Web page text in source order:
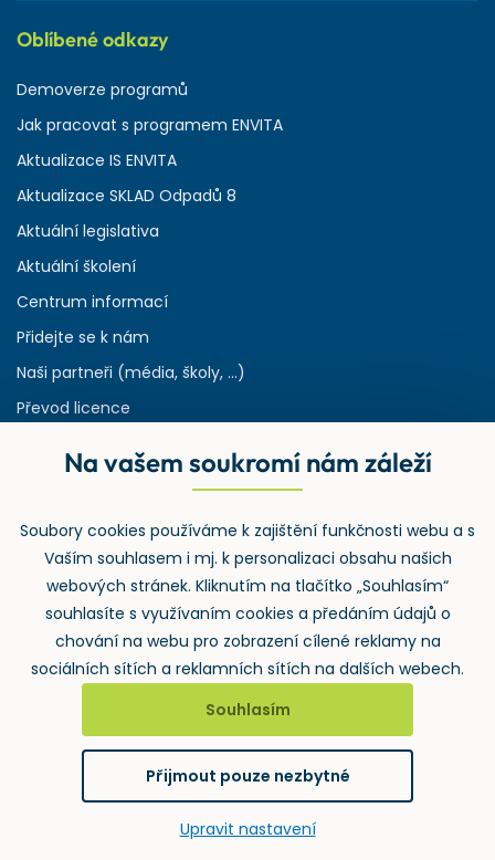
Oblíbené odkazy
Demoverze programů
Jak pracovat s programem ENVITA
Aktualizace IS ENVITA
Aktualizace SKLAD Odpadů 8
Aktuální legislativa
Aktuální školení
Centrum informací
Přidejte se k nám
Naši partneři (média, školy, ...)
Převod licence
Rejstřík používaných zkratek v odpadech
Zpětný odběr
Wolters Kluwer ČR, a.s., U nákladového nádraží 3265/10,
130 00 Praha 3 – Strašnice
GDPR
Cookies
Notifikace
vytvořilwebProgress
Na vašem soukromí nám záleží
Soubory cookies používáme k zajištění funkčnosti webu a s
Vaším souhlasem i mj. k personalizaci obsahu našich
webových stránek. Kliknutím na tlačítko „Souhlasím“
souhlasíte s využívaním cookies a předáním údajů o
chování na webu pro zobrazení cílené reklamy na
sociálních sítích a reklamních sítích na dalších webech.
Souhlasím
Přijmout pouze nezbytné
Upravit nastavení